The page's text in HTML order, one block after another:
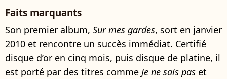
Faits marquants
Son premier album, Sur mes gardes, sort en janvier
2010 et rencontre un succès immédiat. Certifié
disque d’or en cinq mois, puis disque de platine, il
est porté par des titres comme Je ne sais pas et